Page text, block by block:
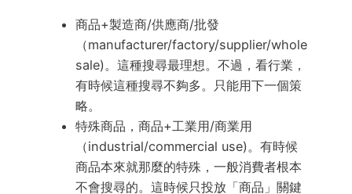
商品+製造商/供應商/批發
（manufacturer/factory/supplier/whole
sale)。這種搜尋最理想。不過，看行業，
有時候這種搜尋不夠多。只能用下一個策
略。
特殊商品，商品+工業用/商業用
（industrial/commercial use)。有時候
商品本來就那麼的特殊，一般消費者根本
不會搜尋的。這時候只投放「商品」關鍵